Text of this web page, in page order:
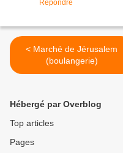
Répondre
< Marché de Jérusalem
(boulangerie)
Hébergé par Overblog
Top articles
Pages